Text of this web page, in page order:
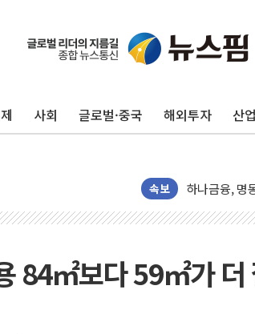
사회 글로벌·중국 해외투자 산업
속보
정재헌
하나금융, 명
인천시 광복
홈플러스發
윤준병·이해
84㎡보다 59㎡가 더